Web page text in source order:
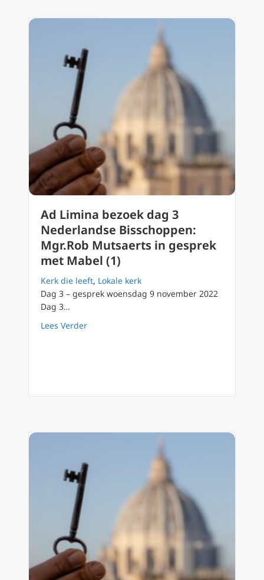
Ad Limina bezoek dag 3
Nederlandse Bisschoppen:
Mgr.Rob Mutsaerts in gesprek
met Mabel (1)
Kerk die leeft, Lokale kerk
Dag 3 – gesprek woensdag 9 november 2022
Dag 3…
Lees Verderabout Ad Limina bezoek dag 3